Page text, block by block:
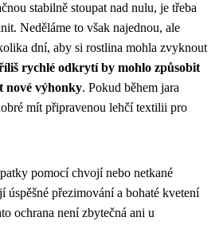
stabilně stoupat nad nulu, je třeba
Neděláme to však najednou, ale
dní, aby si rostlina mohla zvyknout
rychlé odkrytí by mohlo způsobit
nové výhonky. Pokud během jara
mít připravenou lehčí textilii pro
pomocí chvojí nebo netkané
přezimování a bohaté kvetení
ochrana není zbytečná ani u